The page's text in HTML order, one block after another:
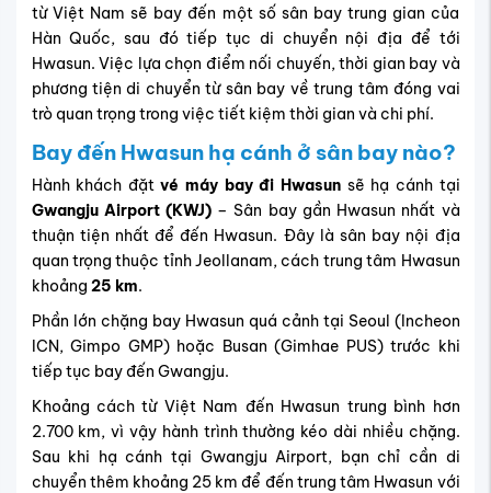
từ Việt Nam sẽ bay đến một số sân bay trung gian của
Hàn Quốc, sau đó tiếp tục di chuyển nội địa để tới
Hwasun. Việc lựa chọn điểm nối chuyến, thời gian bay và
phương tiện di chuyển từ sân bay về trung tâm đóng vai
trò quan trọng trong việc tiết kiệm thời gian và chi phí.
Bay đến Hwasun hạ cánh ở sân bay nào?
Hành khách đặtvé máy bay đi Hwasunsẽ hạ cánh tại
Gwangju Airport (KWJ)– Sân bay gần Hwasun nhất và
thuận tiện nhất để đến Hwasun. Đây là sân bay nội địa
quan trọng thuộc tỉnh Jeollanam, cách trung tâm Hwasun
khoảng 25 km.
Phần lớn chặng bay Hwasun quá cảnh tại Seoul (Incheon
ICN, Gimpo GMP) hoặc Busan (Gimhae PUS) trước khi
tiếp tục bay đến Gwangju.
Khoảng cách từ Việt Nam đến Hwasun trung bình hơn
2.700 km, vì vậy hành trình thường kéo dài nhiều chặng.
Sau khi hạ cánh tại Gwangju Airport, bạn chỉ cần di
chuyển thêm khoảng 25 km để đến trung tâm Hwasun với